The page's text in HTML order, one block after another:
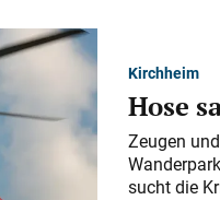
Kirchheim
Hose
Zeugen
sucht die